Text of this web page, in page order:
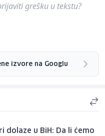
grešku u tekstu?
izvore na Googlu
dolaze u BiH: Da li ćemo